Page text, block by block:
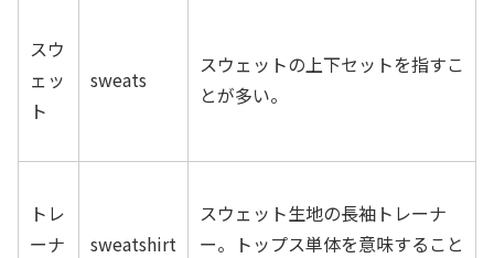
スウ
ェッ
ト
sweats
スウェットの上下セットを指すこ
とが多い。
トレ
ーナ
sweatshirt
スウェット生地の長袖トレーナ
ー。トップス単体を意味すること